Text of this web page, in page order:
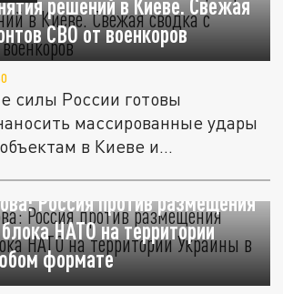
решений в Киеве. Свежая
СВО от военкоров
силы России готовы
массированные удары
в Киеве и
Россия против размещения
НАТО на территории
формате